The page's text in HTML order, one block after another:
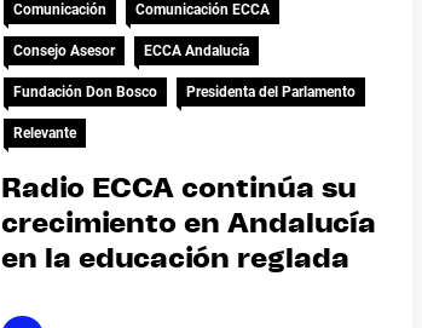
Comunicación Comunicación ECCA
Consejo Asesor ECCA Andalucía
Fundación Don Bosco Presidenta del Parlamento
Relevante
Radio ECCA continúa su
crecimiento en Andalucía
en la educación reglada